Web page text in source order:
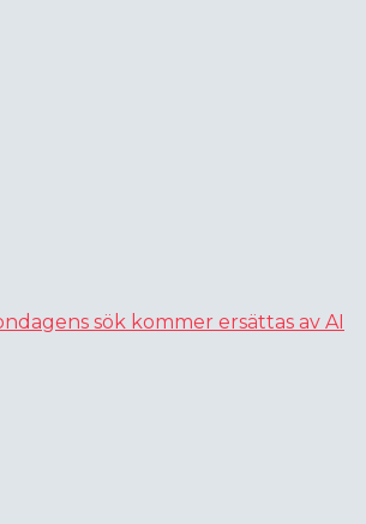
sök kommer ersättas av AI